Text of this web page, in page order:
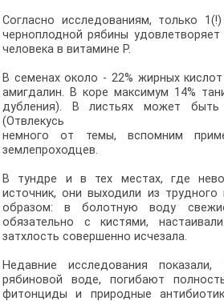
Согласно исследованиям, только
черноплодной рябины
человека в витамине Р.
В семенах около - 22% жирных
амигдалин. В коре максимум 14%
дубления). В листьях может
(Отвлекусь
немного от темы, вспомним
землепроходцев.
В тундре и в тех местах, где
источник, они выходили из
образом: в болотную воду
обязательно с кистями,
затхлость совершенно исчезала.
Недавние исследования
рябиновой воде, погибают
фитонциды и природные